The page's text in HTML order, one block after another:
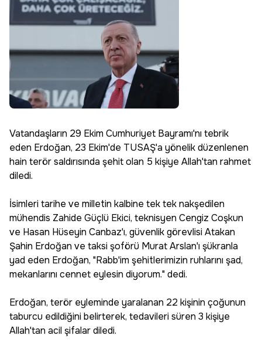
Vatandaşların 29 Ekim Cumhuriyet Bayramı'nı tebrik
eden Erdoğan, 23 Ekim'de TUSAŞ'a yönelik düzenlenen
hain terör saldırısında şehit olan 5 kişiye Allah'tan rahmet
diledi.
İsimleri tarihe ve milletin kalbine tek tek nakşedilen
mühendis Zahide Güçlü Ekici, teknisyen Cengiz Coşkun
ve Hasan Hüseyin Canbaz'ı, güvenlik görevlisi Atakan
Şahin Erdoğan ve taksi şoförü Murat Arslan'ı şükranla
yad eden Erdoğan, "Rabb'im şehitlerimizin ruhlarını şad,
mekanlarını cennet eylesin diyorum." dedi.
Erdoğan, terör eyleminde yaralanan 22 kişinin çoğunun
taburcu edildiğini belirterek, tedavileri süren 3 kişiye
Allah'tan acil şifalar diledi.